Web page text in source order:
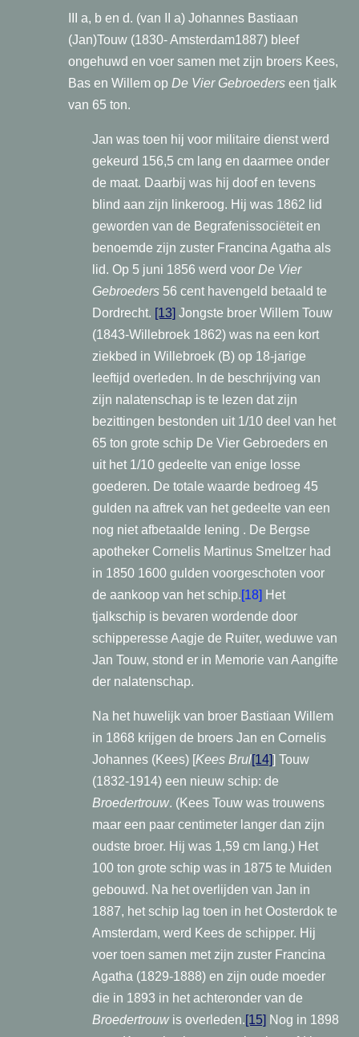
III a, b en d. (van II a) Johannes Bastiaan
(Jan)Touw (1830- Amsterdam1887) bleef
ongehuwd en voer samen met zijn broers Kees,
Bas en Willem op De Vier Gebroeders een tjalk
van 65 ton.
Jan was toen hij voor militaire dienst werd
gekeurd 156,5 cm lang en daarmee onder
de maat. Daarbij was hij doof en tevens
blind aan zijn linkeroog. Hij was 1862 lid
geworden van de Begrafenissociëteit en
benoemde zijn zuster Francina Agatha als
lid. Op 5 juni 1856 werd voor De Vier
Gebroeders 56 cent havengeld betaald te
Dordrecht. [13] Jongste broer Willem Touw
(1843-Willebroek 1862) was na een kort
ziekbed in Willebroek (B) op 18-jarige
leeftijd overleden. In de beschrijving van
zijn nalatenschap is te lezen dat zijn
bezittingen bestonden uit 1/10 deel van het
65 ton grote schip De Vier Gebroeders en
uit het 1/10 gedeelte van enige losse
goederen. De totale waarde bedroeg 45
gulden na aftrek van het gedeelte van een
nog niet afbetaalde lening . De Bergse
apotheker Cornelis Martinus Smeltzer had
in 1850 1600 gulden voorgeschoten voor
de aankoop van het schip.[18] Het
tjalkschip is bevaren wordende door
schipperesse Aagje de Ruiter, weduwe van
Jan Touw, stond er in Memorie van Aangifte
der nalatenschap.
Na het huwelijk van broer Bastiaan Willem
in 1868 krijgen de broers Jan en Cornelis
Johannes (Kees) [Kees Brul[14]] Touw
(1832-1914) een nieuw schip: de
Broedertrouw. (Kees Touw was trouwens
maar een paar centimeter langer dan zijn
oudste broer. Hij was 1,59 cm lang.) Het
100 ton grote schip was in 1875 te Muiden
gebouwd. Na het overlijden van Jan in
1887, het schip lag toen in het Oosterdok te
Amsterdam, werd Kees de schipper. Hij
voer toen samen met zijn zuster Francina
Agatha (1829-1888) en zijn oude moeder
die in 1893 in het achteronder van de
Broedertrouw is overleden.[15] Nog in 1898